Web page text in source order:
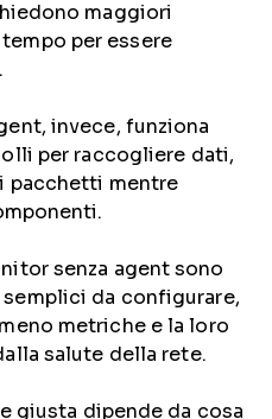
maggiori
per essere
invece, funziona
per raccogliere dati,
pacchetti mentre
senza agent sono
da configurare,
metriche e la loro
salute della rete.
giusta dipende da cosa